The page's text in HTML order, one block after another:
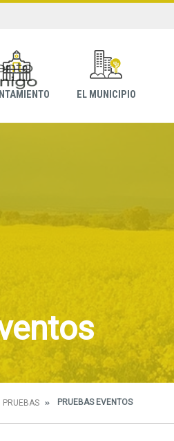
EL MUNICIPIO
PRUEBAS PRUEBAS EVENTOS